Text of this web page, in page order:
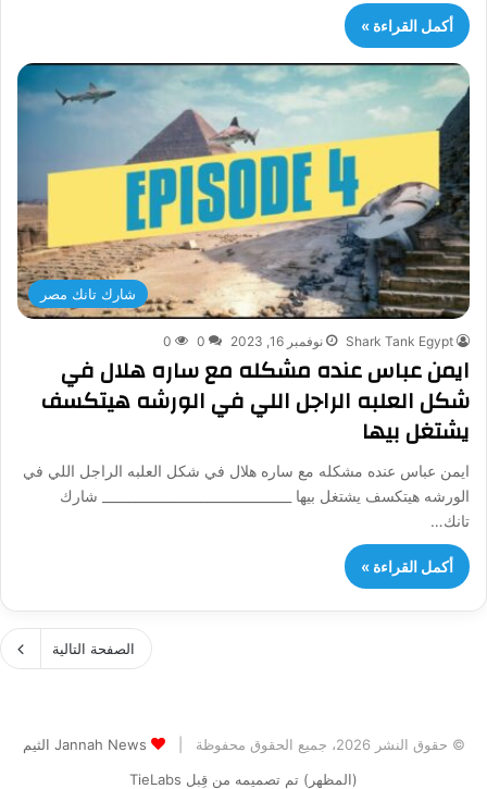
أكمل القراءة »
شارك تانك مصر
Shark Tank Egypt نوفمبر 16, 2023 0
0
ايمن عباس عنده مشكله مع ساره هلال في
شكل العلبه الراجل اللي في الورشه هيتكسف
يشتغل بيها
ايمن عباس عنده مشكله مع ساره هلال في شكل العلبه الراجل اللي في
الورشه هيتكسف يشتغل بيها _____________________________ شارك
تانك…
أكمل القراءة »
الصفحة التالية
© حقوق النشر 2026، جميع الحقوق محفوظة |
Jannah News الثيم
(المظهر) تم تصميمه من قِبل TieLabs